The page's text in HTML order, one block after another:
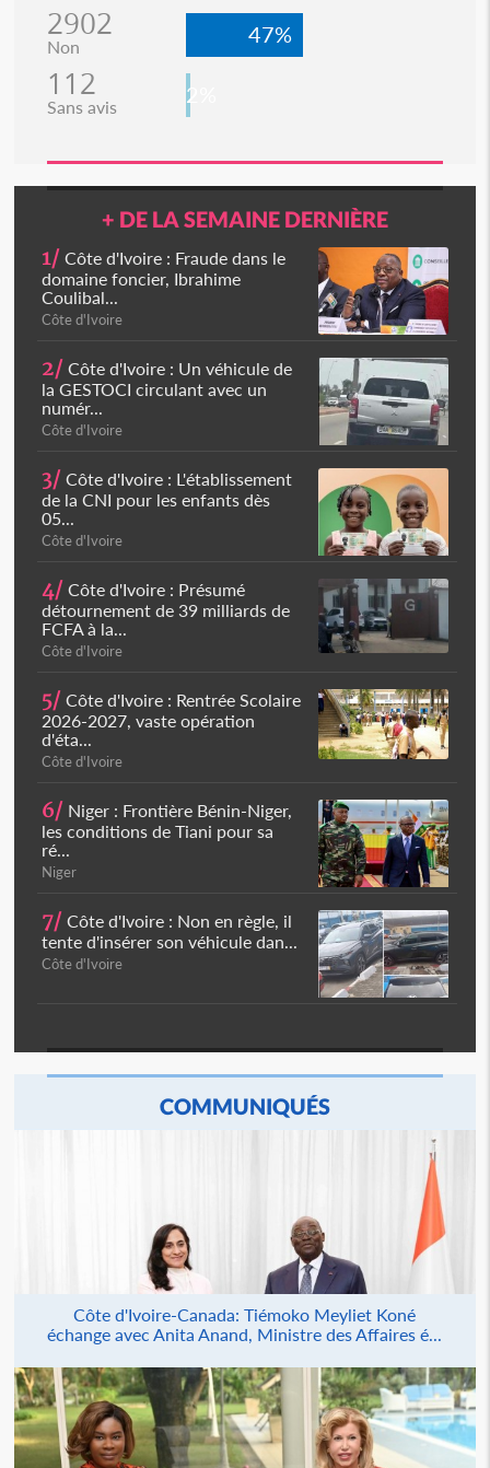
2902
Non 47%
112
Sans avis 2%
+ DE LA SEMAINE DERNIÈRE
1/ Côte d'Ivoire : Fraude dans le
domaine foncier, Ibrahime
Coulibal...
Côte d'Ivoire
2/ Côte d'Ivoire : Un véhicule de
la GESTOCI circulant avec un
numér...
Côte d'Ivoire
3/ Côte d'Ivoire : L'établissement
de la CNI pour les enfants dès
05...
Côte d'Ivoire
4/ Côte d'Ivoire : Présumé
détournement de 39 milliards de
FCFA à la...
Côte d'Ivoire
5/ Côte d'Ivoire : Rentrée Scolaire
2026-2027, vaste opération
d'éta...
Côte d'Ivoire
6/ Niger : Frontière Bénin-Niger,
les conditions de Tiani pour sa
ré...
Niger
7/ Côte d'Ivoire : Non en règle, il
tente d'insérer son véhicule dan...
Côte d'Ivoire
COMMUNIQUÉS
Côte d'Ivoire-Canada: Tiémoko Meyliet Koné
échange avec Anita Anand, Ministre des Affaires é...